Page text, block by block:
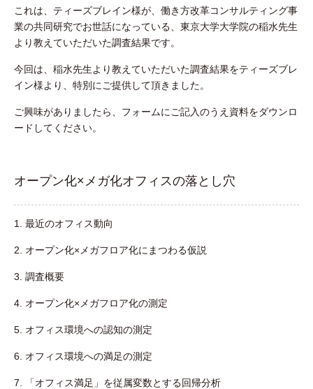
これは、ティーズブレイン様が、働き方改革コンサルティング事
業の共同研究でお世話になっている、東京大学大学院の稲水先生
より教えていただいた調査結果です。
今回は、稲水先生より教えていただいた調査結果をティーズブレ
イン様より、特別にご提供して頂きました。
ご興味がありましたら、フォームにご記入のうえ資料をダウンロ
ードしてください。
オープン化×メガ化オフィスの落とし穴
1. 最近のオフィス動向
2. オープン化×メガフロア化にまつわる仮説
3. 調査概要
4. オープン化×メガフロア化の測定
5. オフィス環境への認知の測定
6. オフィス環境への満足の測定
7. 「オフィス満足」を従属変数とする回帰分析